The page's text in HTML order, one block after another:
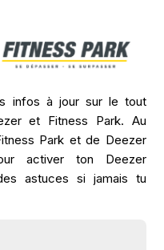
infos à jour sur le tout
et Fitness Park. Au
Park et de Deezer
activer ton Deezer
astuces si jamais tu